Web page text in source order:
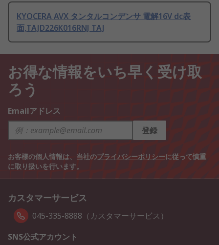
KYOCERA AVX タンタルコンデンサ 電解16V dc表
面,TAJD226K016RNJ TAJ
お得な情報をいち早く受け取
ろう
Emailアドレス
登録
お客様の個人情報は、当社のプライバシーポリシーに従って慎重
に取り扱いを行います。
カスタマーサービス
045-335-8888（カスタマーサービス）
SNS公式アカウント